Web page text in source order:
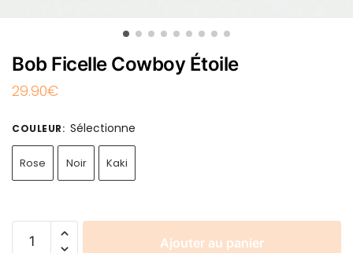
Bob Ficelle Cowboy Étoile
29.90€
COULEUR: Sélectionne
Rose Noir Kaki
Ajouter au panier